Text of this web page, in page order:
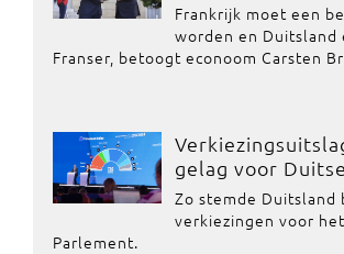
Frankrijk moet een
worden en Duitsland
Franser, betoogt econoom Carsten
gelag voor
Zo stemde Duitsland
verkiezingen voor
Parlement.